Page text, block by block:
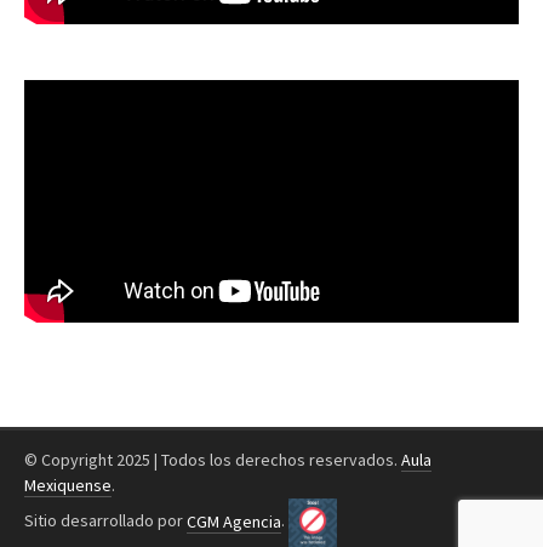
© Copyright 2025 | Todos los derechos reservados. Aula
Mexiquense.
Sitio desarrollado porCGM Agencia.